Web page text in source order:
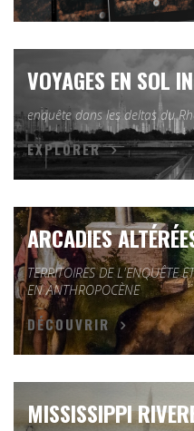
VOYAGES EN SOL
enquête dans les deltas du
EXPLORER
ARCADIES
TERRITOIRES DE L'ENQUÊTE
EN ANTHROPOCÈNE
DÉCOUVRIR
MISSISSIPPI